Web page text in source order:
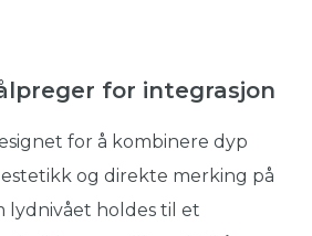
for integrasjon
for å kombinere dyp
og direkte merking på
lydnivået holdes til et